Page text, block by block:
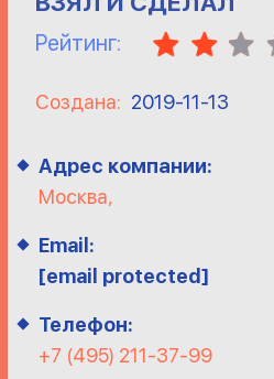
Рейтинг:
Создана: 2019-11-13
Адрес компании:
Москва,
Email:
[email protected]
Телефон:
+7 (495) 211-37-99